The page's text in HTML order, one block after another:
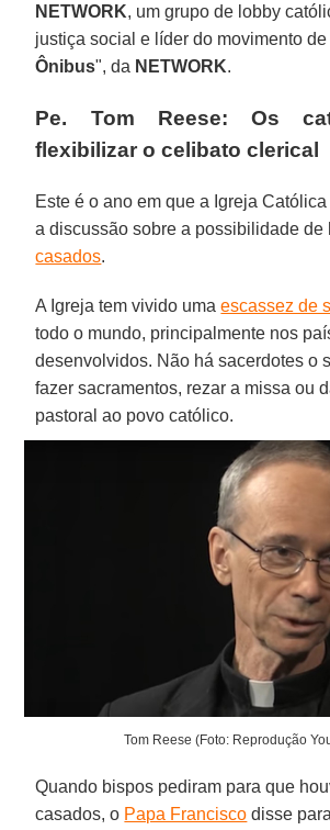
NETWORK, um grupo de lobby
justiça social e líder do movimento de
Ônibus", da NETWORK.
Pe. Tom Reese: Os
flexibilizar o celibato clerical
Este é o ano em que a Igreja
a discussão sobre a possibilidade de
casados.
A Igreja tem vivido umaescassez de
todo o mundo, principalmente nos
desenvolvidos. Não há sacerdotes o
fazer sacramentos, rezar a missa ou
pastoral ao povo católico.
Tom Reese (Foto: Reprodução
Quando bispos pediram para que
casados, o Papa Francisco disse